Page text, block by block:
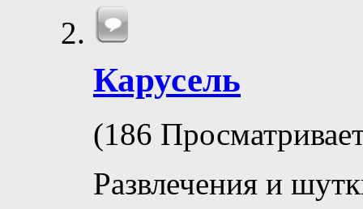
Карусель
(186
Развлечения и